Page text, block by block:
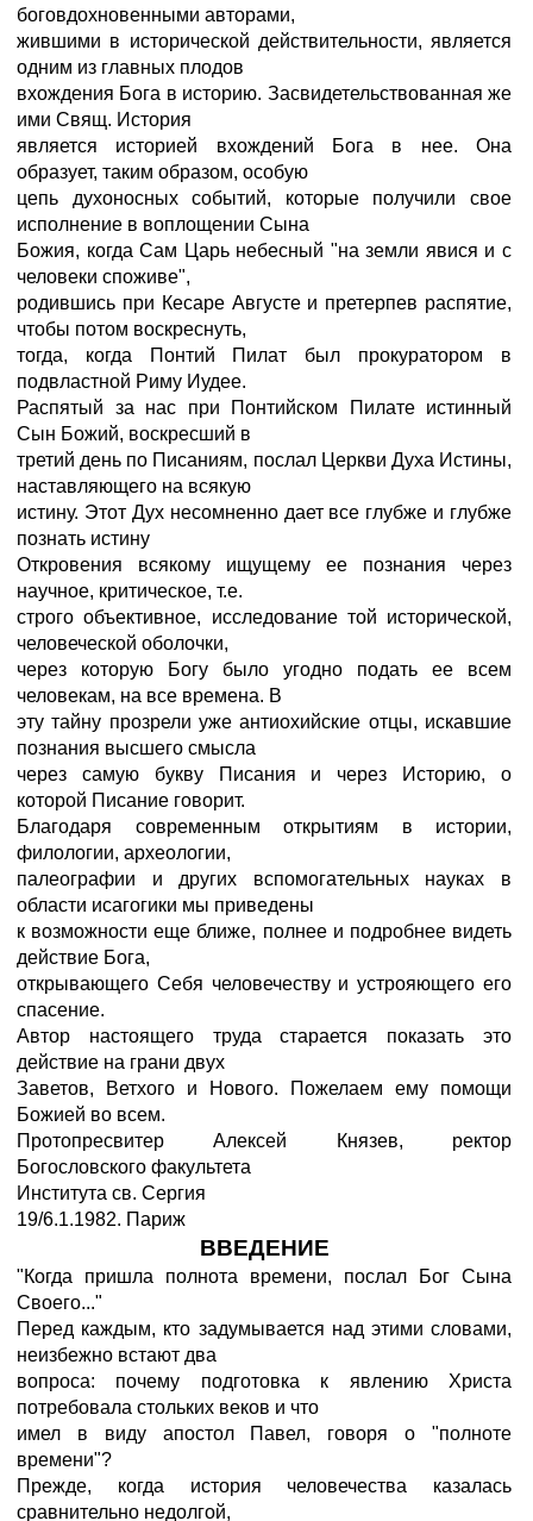
боговдохновенными авторами,
жившими в исторической действительности, является
одним из главных плодов
вхождения Бога в историю. Засвидетельствованная же
ими Свящ. История
является историей вхождений Бога в нее. Она
образует, таким образом, особую
цепь духоносных событий, которые получили свое
исполнение в воплощении Сына
Божия, когда Сам Царь небесный "на земли явися и с
человеки споживе",
родившись при Кесаре Августе и претерпев распятие,
чтобы потом воскреснуть,
тогда, когда Понтий Пилат был прокуратором в
подвластной Риму Иудее.
Распятый за нас при Понтийском Пилате истинный
Сын Божий, воскресший в
третий день по Писаниям, послал Церкви Духа Истины,
наставляющего на всякую
истину. Этот Дух несомненно дает все глубже и глубже
познать истину
Откровения всякому ищущему ее познания через
научное, критическое, т.е.
строго объективное, исследование той исторической,
человеческой оболочки,
через которую Богу было угодно подать ее всем
человекам, на все времена. В
эту тайну прозрели уже антиохийские отцы, искавшие
познания высшего смысла
через самую букву Писания и через Историю, о
которой Писание говорит.
Благодаря современным открытиям в истории,
филологии, археологии,
палеографии и других вспомогательных науках в
области исагогики мы приведены
к возможности еще ближе, полнее и подробнее видеть
действие Бога,
открывающего Себя человечеству и устрояющего его
спасение.
Автор настоящего труда старается показать это
действие на грани двух
Заветов, Ветхого и Нового. Пожелаем ему помощи
Божией во всем.
Протопресвитер Алексей Князев, ректор
Богословского факультета
Института св. Сергия
19/6.1.1982. Париж
ВВЕДЕНИЕ
"Когда пришла полнота времени, послал Бог Сына
Своего..."
Перед каждым, кто задумывается над этими словами,
неизбежно встают два
вопроса: почему подготовка к явлению Христа
потребовала стольких веков и что
имел в виду апостол Павел, говоря о "полноте
времени"?
Прежде, когда история человечества казалась
сравнительно недолгой,